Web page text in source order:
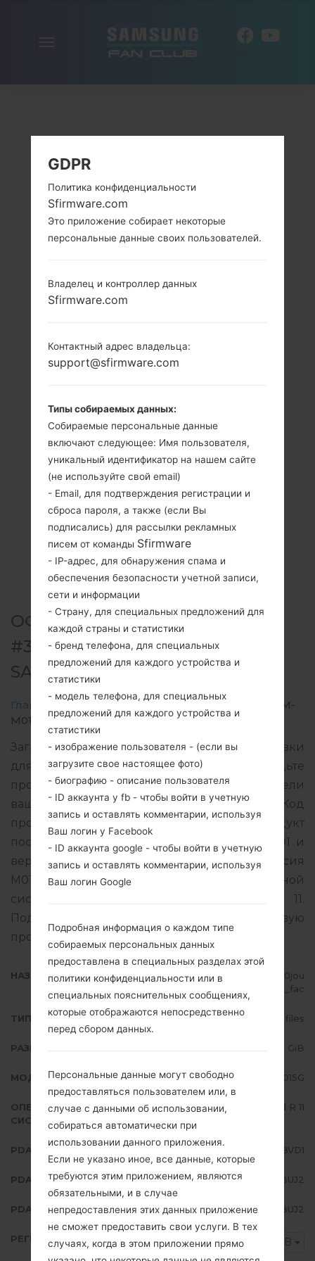
ОФИЦИАЛЬНАЯ ПРОШИВКА
#310124 ДЛЯ SM-M015G -
SAMSUNGGALAXY M01
Главная → Galaxy M01 → SamsungSM-M015G
SM-
M015G_1_20220506133035_0jou92pvj3_fac.zip
Загрузите последнее обновление прошивки
для Samsung Galaxy M01, но не забудьте
проверить, соответствует ли номер модели
вашего смартфона указанному SM-M015G. Код
прошивки NPB для NEPAL. Продукт
поставляется с версией PDA M015GXXS4BVD1 и
версия CSC M015GODM4BUJ2, MODEM версия
M015GXXU4BUJ2. Версия операционной
системы данной прошивки Android R 11.
Подробная инструкция, как прошить стоковую
прошивку на устройства Samsung
НАЗВАНИЕ ФАЙЛА
SM-M015G_1_20220506133035_0jou
92pvj3_fac
ТИП ПРОШИВКИ 4 files
РАЗМЕР ФАЙЛА 3.62 GiB
МОДЕЛЬ Samsung SM-M015G
ОПЕРАЦИОННАЯ
СИСТЕМА
Android R 11
PDA/AP ВЕРСИЯ M015GXXS4BVD1
PDA/AP ВЕРСИЯ M015GODM4BUJ2
PDA/AP ВЕРСИЯ M015GXXU4BUJ2
РЕГИОН NPB
GDPR
Политика конфиденциальности
Sfirmware.com
Это приложение собирает некоторые
персональные данные своих пользователей.
Владелец и контроллер данных
Sfirmware.com
Контактный адрес владельца:
support@sfirmware.com
Типы собираемых данных:
Собираемые персональные данные
включают следующее: Имя пользователя,
уникальный идентификатор на нашем сайте
(не используйте свой email)
- Email, для подтверждения регистрации и
сброса пароля, а также (если Вы
подписались) для рассылки рекламных
писем от команды Sfirmware
- IP-адрес, для обнаружения спама и
обеспечения безопасности учетной записи,
сети и информации
- Страну, для специальных предложений для
каждой страны и статистики
- бренд телефона, для специальных
предложений для каждого устройства и
статистики
- модель телефона, для специальных
предложений для каждого устройства и
статистики
- изображение пользователя - (если вы
загрузите свое настоящее фото)
- биографию - описание пользователя
- ID аккаунта у fb - чтобы войти в учетную
запись и оставлять комментарии, используя
Ваш логин у Facebook
- ID аккаунта google - чтобы войти в учетную
запись и оставлять комментарии, используя
Ваш логин Google
Подробная информация о каждом типе
собираемых персональных данных
предоставлена в специальных разделах этой
политики конфиденциальности или в
специальных пояснительных сообщениях,
которые отображаются непосредственно
перед сбором данных.
Персональные данные могут свободно
предоставляться пользователем или, в
случае с данными об использовании,
собираться автоматически при
использовании данного приложения.
Если не указано иное, все данные, которые
требуются этим приложением, являются
обязательными, и в случае
непредоставления этих данных приложение
не сможет предоставить свои услуги. В тех
случаях, когда в этом приложении прямо